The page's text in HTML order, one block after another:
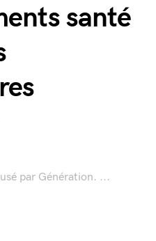
santé
par Génération. ...